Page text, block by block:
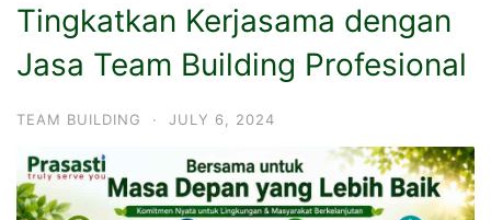
Tingkatkan Kerjasama dengan
Jasa Team Building Profesional
TEAM BUILDING · JULY 6, 2024